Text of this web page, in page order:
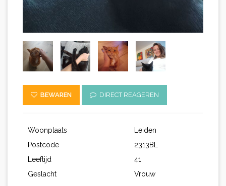
BEWAREN DIRECT REAGEREN
Woonplaats
Leiden
Postcode
2313BL
Leeftijd
41
Geslacht
Vrouw